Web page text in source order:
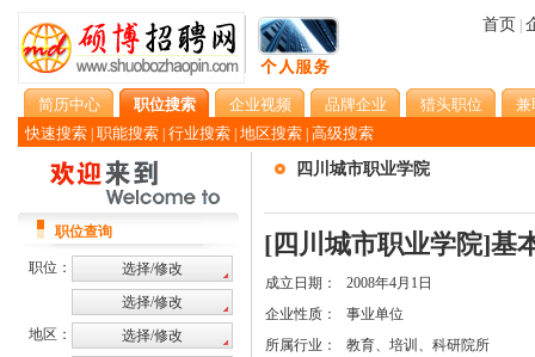
首页
简历中心 职位搜索 企业视频 品牌企业 猎头职位
兼
快速搜索 职能搜索 行业搜索 地区搜索 高级搜索
职位查询
职位：
地区：
四川城市职业学院
[四川城市职业学院]基
成立日期：
2008年4月1日
企业性质：
事业单位
所属行业：
教育、培训、科研院所